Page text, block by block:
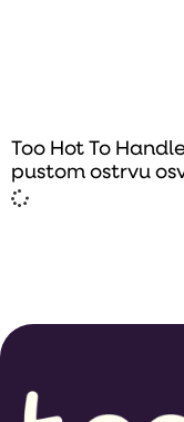
Too Hot To
pustom ostrvu